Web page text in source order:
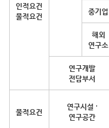
인적요건
물적요건
중기업
해외
연구소
연구개발
전담부서
물적요건
연구시설 ·
연구공간